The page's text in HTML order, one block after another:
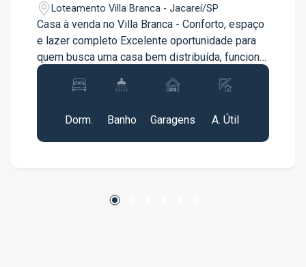
Loteamento Villa Branca - Jacareí/SP
Casa à venda no Villa Branca - Conforto, espaço
e lazer completo Excelente oportunidade para
quem busca uma casa bem distribuída, funcional
e pronta para morar em um dos bairros mais
valorizados da região. Características do imóvel:
com sala de jantar 1 suíte + 2 quartos, todos
com ar-condicionado 1 banheiro na parte
com piscina e churrasqueira Portão lateral com
Dorm.
Banho
Garagens
A. Útil